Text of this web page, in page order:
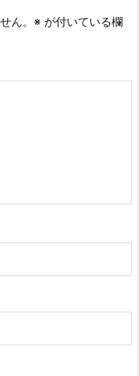
ん。 ※ が付いている欄